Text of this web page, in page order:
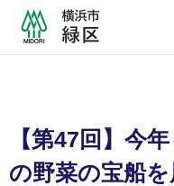
【第47回】今
の野菜の宝船